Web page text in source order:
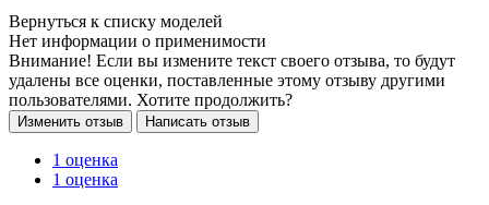
Нет информации о применимости
Внимание! Если вы измените текст своего отзыва, то будут
удалены все оценки, поставленные этому отзыву другими
пользователями. Хотите продолжить?
1 оценка
1 оценка